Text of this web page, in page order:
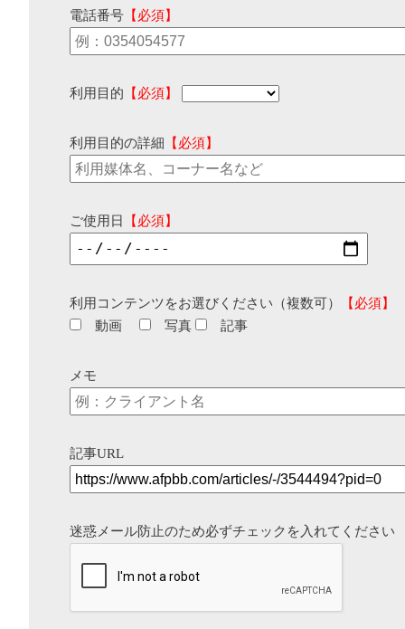
電話番号 【必須】
利用目的 【必須】
利用目的の詳細 【必須】
ご使用日 【必須】
利用コンテンツをお選びください（複数可）
【必須】
動画
写真 記事
メモ
記事URL
迷惑メール防止のため必ずチェックを入れてください